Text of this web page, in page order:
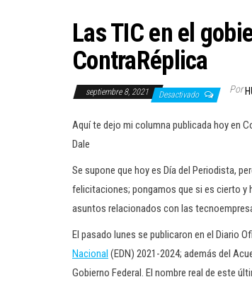
Las TIC en el
ContraRéplica
septiembre 8, 2021 Desactivado Por
Aquí te dejo mi columna publicada hoy en
Dale
Se supone que hoy es Día del Periodista,
felicitaciones; pongamos que si es cierto y
asuntos relacionados con las
El pasado lunes se publicaron en el Diario
Nacional (EDN) 2021-2024; además del
Gobierno Federal. El nombre real de este